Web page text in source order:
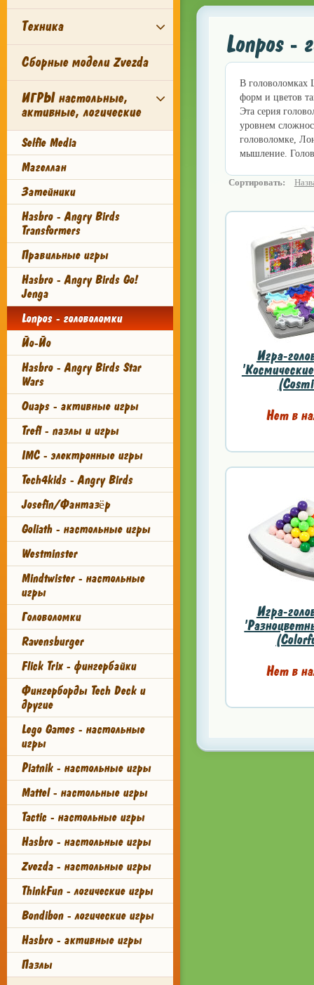
Техника
Сборные модели Zvezda
ИГРЫ настольные,
активные, логические
Selfie Media
Магеллан
Затейники
Hasbro - Angry Birds
Transformers
Правильные игры
Hasbro - Angry Birds Go!
Jenga
Lonpos - головоломки
Йо-Йо
Hasbro - Angry Birds Star
Wars
Ouaps - активные игры
Trefl - пазлы и игры
IMC - электронные игры
Tech4kids - Angry Birds
Josefin/Фантазёр
Goliath - настольные игры
Westminster
Mindtwister - настольные
игры
Головоломки
Ravensburger
Flick Trix - фингербайки
Фингерборды Tech Deck и
другие
Lego Games - настольные
игры
Piatnik - настольные игры
Mattel - настольные игры
Tactic - настольные игры
Hasbro - настольные игры
Zvezda - настольные игры
ThinkFun - логические игры
Bondibon - логические игры
Hasbro - активные игры
Пазлы
Lonpos -
В головоломках
форм и цветов
Эта серия
уровнем
головоломке,
мышление.
Сортировать:
Игра-
Нет в
Игра-
Нет в